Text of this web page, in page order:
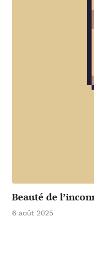
Beauté de
6 août 2025